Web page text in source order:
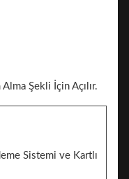
Şekli İçin Açılır.
Sistemi ve Kartlı